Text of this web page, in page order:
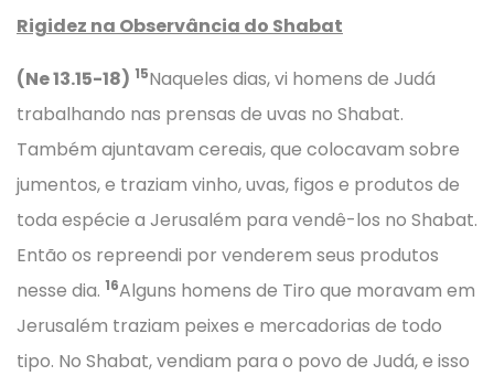
Rigidez na Observância do Shabat
(Ne 13.15-18) 15Naqueles dias, vi homens de Judá
trabalhando nas prensas de uvas no Shabat.
Também ajuntavam cereais, que colocavam sobre
jumentos, e traziam vinho, uvas, figos e produtos de
toda espécie a Jerusalém para vendê-los no Shabat.
Então os repreendi por venderem seus produtos
nesse dia. 16Alguns homens de Tiro que moravam em
Jerusalém traziam peixes e mercadorias de todo
tipo. No Shabat, vendiam para o povo de Judá, e isso